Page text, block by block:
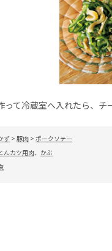
って冷蔵室へ入れたら、チ
ず > 豚肉 > ポークソテー
んカツ用肉、 かぶ